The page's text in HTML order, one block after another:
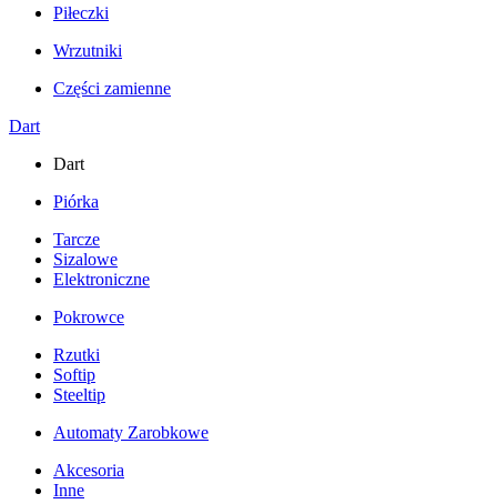
Piłeczki
Wrzutniki
Części zamienne
Dart
Dart
Piórka
Tarcze
Sizalowe
Elektroniczne
Pokrowce
Rzutki
Softip
Steeltip
Automaty Zarobkowe
Akcesoria
Inne